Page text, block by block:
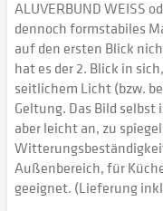
ALUVERBUND WEISS
dennoch formstabiles
auf den ersten Blick
hat es der 2. Blick in
seitlichem Licht (bzw.
Geltung. Das Bild
aber leicht an, zu
Außenbereich, für
geeignet. (Lieferung